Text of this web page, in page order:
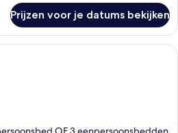
Prijzen voor je datums bekijken
Een hotelkamer met twee bedden,